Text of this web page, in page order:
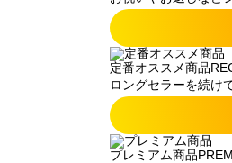
定番オススメ商品
ロングセラーを続け
プレミアム商品